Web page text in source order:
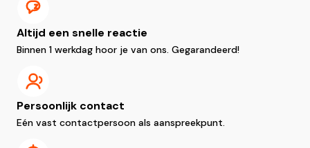
Altijd een snelle reactie
Binnen 1 werkdag hoor je van ons. Gegarandeerd!
Persoonlijk contact
Eén vast contactpersoon als aanspreekpunt.